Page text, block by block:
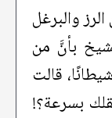
والبرغل
بأنَّ من
قالت
بسرعة؟!